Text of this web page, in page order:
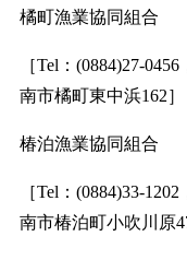
橘町漁業協同組合
［Tel：(0884)27-
南市橘町東中浜162］
椿泊漁業協同組合
［Tel：(0884)33-
南市椿泊町小吹川原